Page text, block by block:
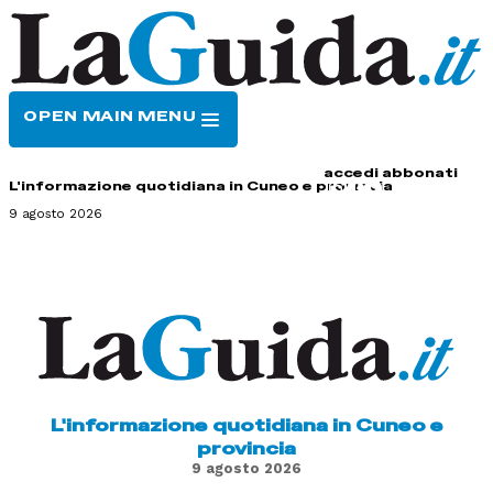
OPEN MAIN MENU
accedi abbonati
L'informazione quotidiana in Cuneo e provincia
9 agosto 2026
L'informazione quotidiana in Cuneo e
provincia
9 agosto 2026